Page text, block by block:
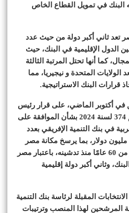
البنك في تمويل القطاع الخاص
تعد ثاني أكبر دولة من حيث عدد
الدول الإقليمية في البنك، حيث
كما أنها تحتل المرتبة الثالثة
الولايات المتحدة و نيجيريا، مما
قرارات البنك الاستراتيجية.
أكتوبر الماضي، على قرار رئيس
جمهورية مصر العربية رقم 374 لسنة 2024 بشأن الموافقة على
في بنك التنمية الإفريقي بعدد
19917 سهما بقيمة 17.04 مليون دولار، بما يرسخ مكانة مصر
لدى البنك التي تمتد لأكثر من 60 عامًا منذ تدشينه، باعتبار مصر
وثاني أكبر دولة إقليمية
المقبلة لرئاسة بنك التنمية
المرشحين لهذا المنصب وترتيبات